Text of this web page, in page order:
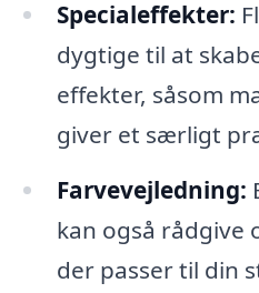
Specialeffekter:
dygtige til at
effekter, såsom
giver et særligt
Farvevejledning:
kan også rådgive
der passer til din